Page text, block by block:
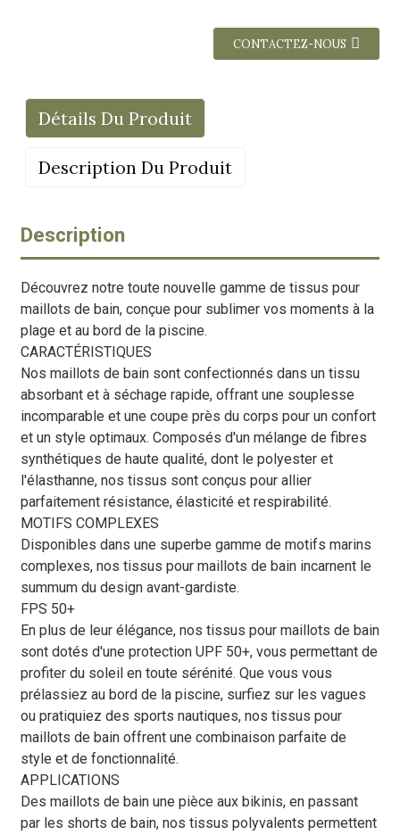
CONTACTEZ-NOUS
Détails Du Produit
Description Du Produit
Description
Découvrez notre toute nouvelle gamme de tissus pour
maillots de bain, conçue pour sublimer vos moments à la
plage et au bord de la piscine.
CARACTÉRISTIQUES
Nos maillots de bain sont confectionnés dans un tissu
absorbant et à séchage rapide, offrant une souplesse
incomparable et une coupe près du corps pour un confort
et un style optimaux. Composés d'un mélange de fibres
synthétiques de haute qualité, dont le polyester et
l'élasthanne, nos tissus sont conçus pour allier
parfaitement résistance, élasticité et respirabilité.
MOTIFS COMPLEXES
Disponibles dans une superbe gamme de motifs marins
complexes, nos tissus pour maillots de bain incarnent le
summum du design avant-gardiste.
FPS 50+
En plus de leur élégance, nos tissus pour maillots de bain
sont dotés d'une protection UPF 50+, vous permettant de
profiter du soleil en toute sérénité. Que vous vous
prélassiez au bord de la piscine, surfiez sur les vagues
ou pratiquiez des sports nautiques, nos tissus pour
maillots de bain offrent une combinaison parfaite de
style et de fonctionnalité.
APPLICATIONS
Des maillots de bain une pièce aux bikinis, en passant
par les shorts de bain, nos tissus polyvalents permettent